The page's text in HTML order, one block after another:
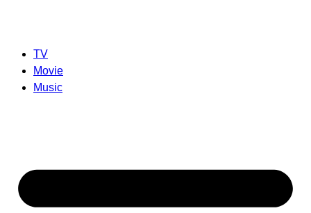
TV
Movie
Music